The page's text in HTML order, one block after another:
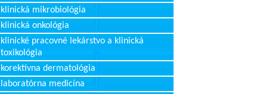
klinická mikrobiológia
klinická onkológia
klinické pracovné lekárstvo a klinická
toxikológia
korektívna dermatológia
laboratórna medicína